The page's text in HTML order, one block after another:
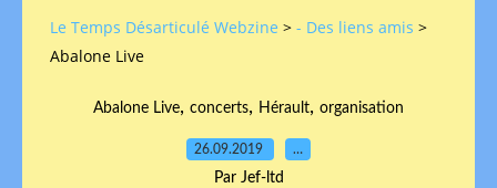
Le Temps Désarticulé Webzine > - Des liens amis >
Abalone Live
Abalone Live, concerts, Hérault, organisation
26.09.2019 …
Par Jef-ltd